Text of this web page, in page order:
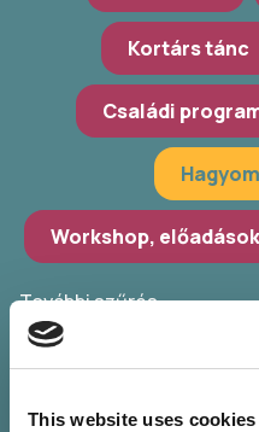
This website uses cookies
Kortárs tánc
Családi
Workshop, előadások
További szűrés
Válassz települést
POKET Zsebkönyvek